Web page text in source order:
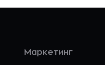
Маркетинг